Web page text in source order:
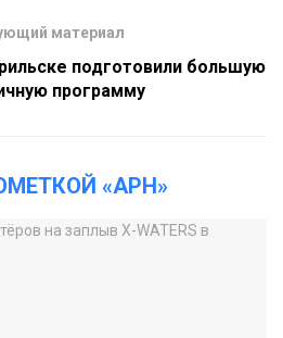
материал
подготовили большую
программу
«АРН»